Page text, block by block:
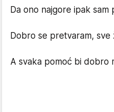
Da ono najgore ipak sam
Dobro se pretvaram, sve
A svaka pomoć bi dobro